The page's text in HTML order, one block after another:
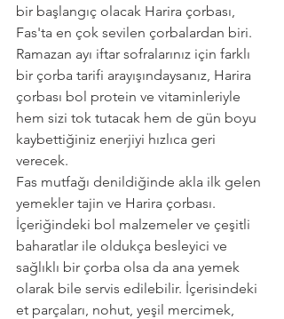
bir başlangıç olacak Harira çorbası,
Fas'ta en çok sevilen çorbalardan biri.
Ramazan ayı iftar sofralarınız için farklı
bir çorba tarifi arayışındaysanız, Harira
çorbası bol protein ve vitaminleriyle
hem sizi tok tutacak hem de gün boyu
kaybettiğiniz enerjiyi hızlıca geri
verecek.
Fas mutfağı denildiğinde akla ilk gelen
yemekler tajin ve Harira çorbası.
İçeriğindeki bol malzemeler ve çeşitli
baharatlar ile oldukça besleyici ve
sağlıklı bir çorba olsa da ana yemek
olarak bile servis edilebilir. İçerisindeki
et parçaları, nohut, yeşil mercimek,